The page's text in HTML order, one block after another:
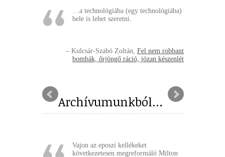
…a technológiába (egy technológiába)
bele is lehet szeretni.
Kulcsár-Szabó Zoltán Fel nem robbant
bombák, őrjöngő ráció, józan készenlét
Archívumunkból…
Vajon az eposzi kellékeket
következetesen megreformáló Milton